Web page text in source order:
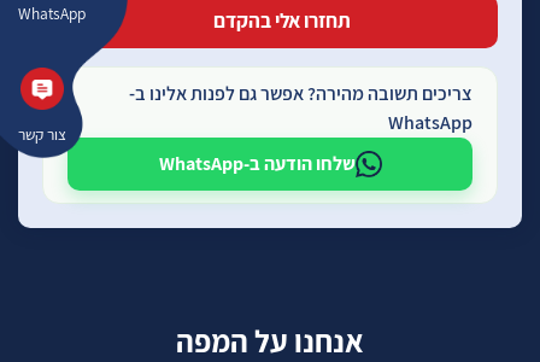
WhatsApp
צור קשר
צריכים תשובה מהירה? אפשר גם לפנות אלינו ב-
WhatsApp
שלחו הודעה ב-WhatsApp
אנחנו על המפה